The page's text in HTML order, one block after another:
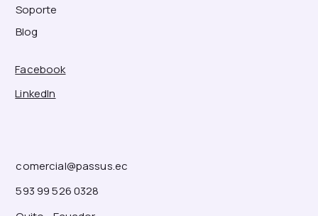
Soporte
Blog
Facebook
LinkedIn
comercial@passus.ec
593 99 526 0328